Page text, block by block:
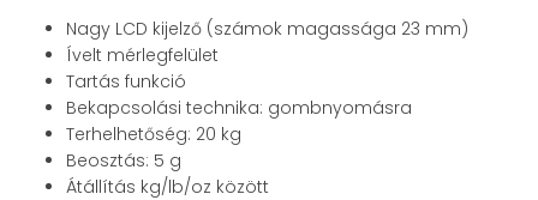
Nagy LCD kijelző (számok magassága 23 mm)
Ívelt mérlegfelület
Tartás funkció
Bekapcsolási technika: gombnyomásra
Terhelhetőség: 20 kg
Beosztás: 5 g
Átállítás kg/lb/oz között